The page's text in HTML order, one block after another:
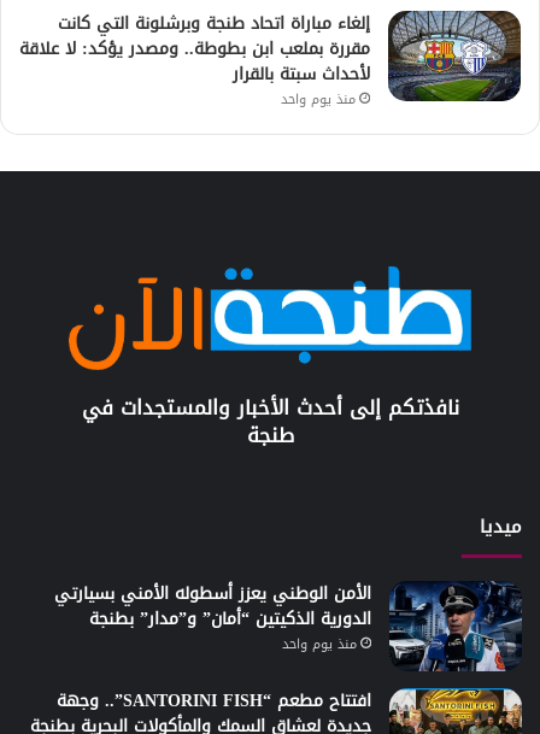
إلغاء مباراة اتحاد طنجة وبرشلونة التي كانت
مقررة بملعب ابن بطوطة.. ومصدر يؤكد: لا علاقة
لأحداث سبتة بالقرار
منذ يوم واحد
نافذتكم إلى أحدث الأخبار والمستجدات في
طنجة
ميديا
الأمن الوطني يعزز أسطوله الأمني بسيارتي
الدورية الذكيتين “أمان” و”مدار” بطنجة
منذ يوم واحد
افتتاح مطعم “SANTORINI FISH”.. وجهة
جديدة لعشاق السمك والمأكولات البحرية بطنجة